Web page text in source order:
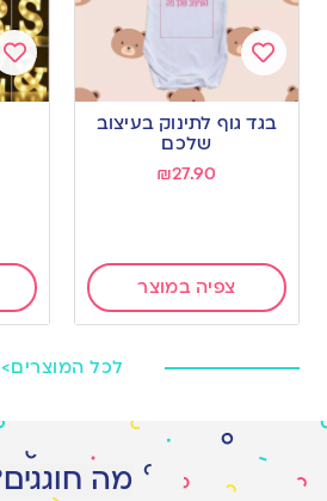
to
wishlist
בגד גוף לתינוק בעיצוב
שלכם
₪27.90
צפיה במוצר
לכל המוצרים>
מה